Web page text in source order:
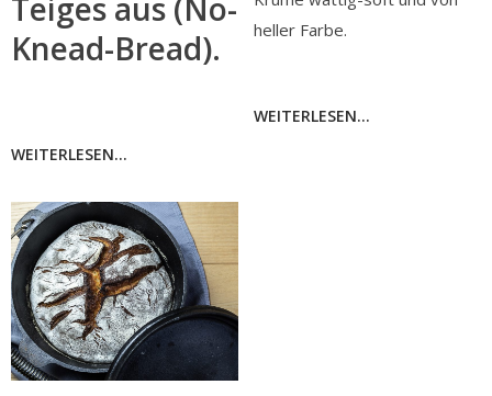
Teiges aus (No-
Knead-Bread).
WEITERLESEN...
heller Farbe.
WEITERLESEN...